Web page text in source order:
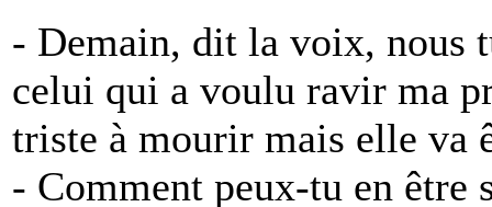
- Demain, dit la voix, nous
celui qui a voulu ravir ma
triste à mourir mais elle va
- Comment peux-tu en être